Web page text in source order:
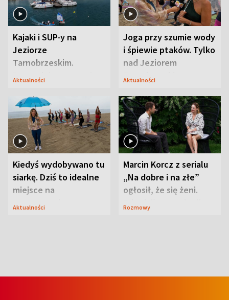
Kajaki i SUP-y na
Jeziorze
Tarnobrzeskim.
Przyrodnicy zwracają
Aktualności
Joga przy szumie wody
i śpiewie ptaków. Tylko
nad Jeziorem
Tarnobrzeskim
Aktualności
Kiedyś wydobywano tu
siarkę. Dziś to idealne
miejsce na
wypoczynek
Aktualności
Marcin Korcz z serialu
„Na dobre i na złe”
ogłosił, że się żeni.
Zdradził, co zmienił
Rozmowy